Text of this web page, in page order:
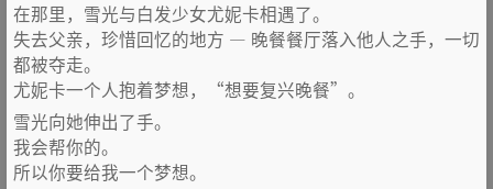
在那里，雪光与白发少女尤妮卡相遇了。
失去父亲，珍惜回忆的地方 — 晚餐餐厅落入他人之手，一切
都被夺走。
尤妮卡一个人抱着梦想，“想要复兴晚餐”。
雪光向她伸出了手。
我会帮你的。
所以你要给我一个梦想。